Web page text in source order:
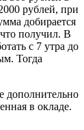
рублей, при
добирается
получил. В
с 7 утра до
Тогда
дополнительно
в окладе.